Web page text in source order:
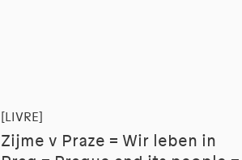
[LIVRE]
Zijme v Praze = Wir leben in